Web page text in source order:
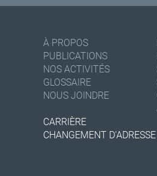
À PROPOS
PUBLICATIONS
NOS ACTIVITÉS
GLOSSAIRE
NOUS JOINDRE
CARRIÈRE
CHANGEMENT D'ADRESSE